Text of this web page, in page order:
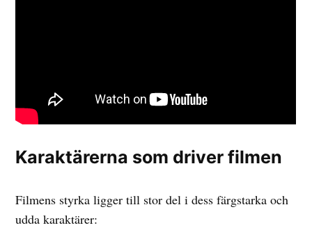
Karaktärerna som driver filmen
Filmens styrka ligger till stor del i dess färgstarka och
udda karaktärer: